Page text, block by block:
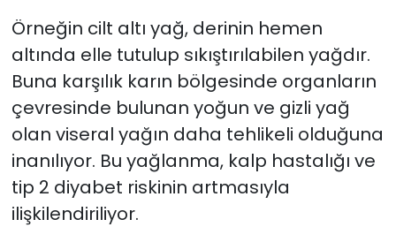
Örneğin cilt altı yağ, derinin hemen
altında elle tutulup sıkıştırılabilen yağdır.
Buna karşılık karın bölgesinde organların
çevresinde bulunan yoğun ve gizli yağ
olan viseral yağın daha tehlikeli olduğuna
inanılıyor. Bu yağlanma, kalp hastalığı ve
tip 2 diyabet riskinin artmasıyla
ilişkilendiriliyor.